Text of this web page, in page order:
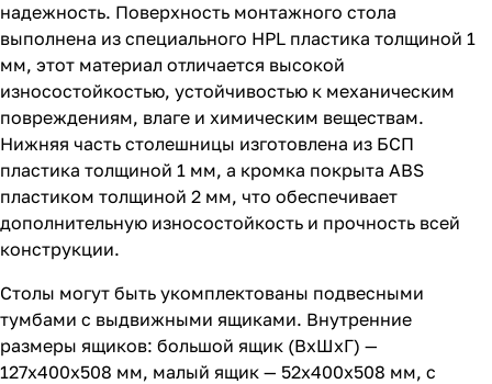
надежность. Поверхность монтажного стола
выполнена из специального HPL пластика толщиной 1
мм, этот материал отличается высокой
износостойкостью, устойчивостью к механическим
повреждениям, влаге и химическим веществам.
Нижняя часть столешницы изготовлена из БСП
пластика толщиной 1 мм, а кромка покрыта ABS
пластиком толщиной 2 мм, что обеспечивает
дополнительную износостойкость и прочность всей
конструкции.
Столы могут быть укомплектованы подвесными
тумбами с выдвижными ящиками. Внутренние
размеры ящиков: большой ящик (ВхШхГ) —
127х400х508 мм, малый ящик — 52х400х508 мм, с